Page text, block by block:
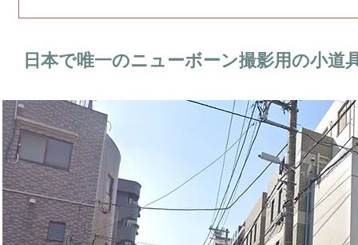
日本で唯一のニューボーン撮影用の小道